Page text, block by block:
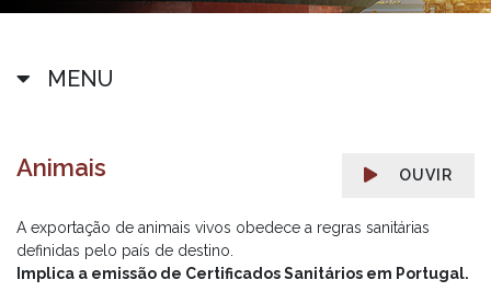
MENU
OUVIR
Animais
A exportação de animais vivos obedece a regras sanitárias
definidas pelo país de destino.
Implica a emissão de Certificados Sanitários em Portugal.